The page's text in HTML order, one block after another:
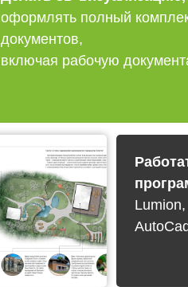
оформлять полный
документов,
включая рабочую
AutoCad